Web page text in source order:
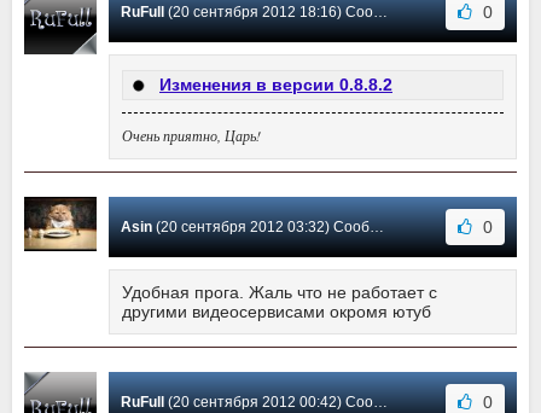
RuFull(20 сентября 2012 18:16) Сообщение #26 0
Изменения в версии 0.8.8.2
Очень приятно, Царь!
Asin(20 сентября 2012 03:32) Сообщение #25 0
Удобная прога. Жаль что не работает с
другими видеосервисами окромя ютуб
RuFull(20 сентября 2012 00:42) Сообщение #24 0